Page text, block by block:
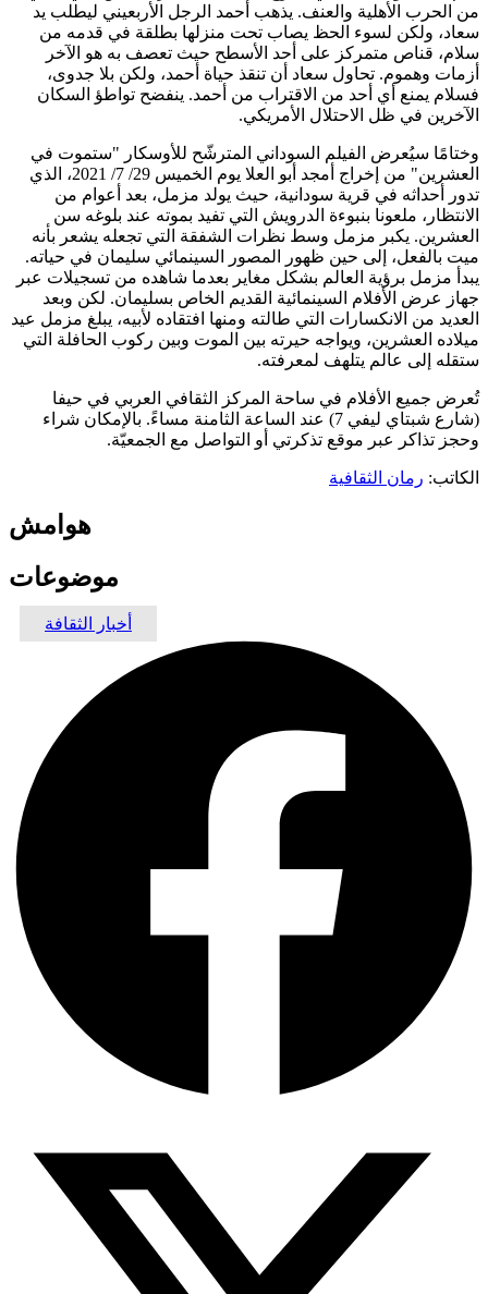
من الحرب الأهلية والعنف. يذهب أحمد الرجل الأربعيني ليطلب يد
سعاد، ولكن لسوء الحظ يصاب تحت منزلها بطلقة في قدمه من
سلام، قناص متمركز على أحد الأسطح حيث تعصف به هو الآخر
أزمات وهموم. تحاول سعاد أن تنقذ حياة أحمد، ولكن بلا جدوى،
فسلام يمنع أي أحد من الاقتراب من أحمد. ينفضح تواطؤ السكان
الآخرين في ظل الاحتلال الأمريكي.
وختامًا سيُعرض الفيلم السوداني المترشّح للأوسكار "ستموت في
العشرين" من إخراج أمجد أبو العلا يوم الخميس 29/ 7/ 2021، الذي
تدور أحداثه في قرية سودانية، حيث يولد مزمل، بعد أعوام من
الانتظار، ملعونا بنبوءة الدرويش التي تفيد بموته عند بلوغه سن
العشرين. يكبر مزمل وسط نظرات الشفقة التي تجعله يشعر بأنه
ميت بالفعل، إلى حين ظهور المصور السينمائي سليمان في حياته.
يبدأ مزمل برؤية العالم بشكل مغاير بعدما شاهده من تسجيلات عبر
جهاز عرض الأفلام السينمائية القديم الخاص بسليمان. لكن وبعد
العديد من الانكسارات التي طالته ومنها افتقاده لأبيه، يبلغ مزمل عيد
ميلاده العشرين، ويواجه حيرته بين الموت وبين ركوب الحافلة التي
ستقله إلى عالم يتلهف لمعرفته.
تُعرض جميع الأفلام في ساحة المركز الثقافي العربي في حيفا
(شارع شبتاي ليفي 7) عند الساعة الثامنة مساءً. بالإمكان شراء
وحجز تذاكر عبر موقع تذكرتي أو التواصل مع الجمعيّة.
الكاتب: رمان الثقافية
هوامش
موضوعات
أخبار الثقافة